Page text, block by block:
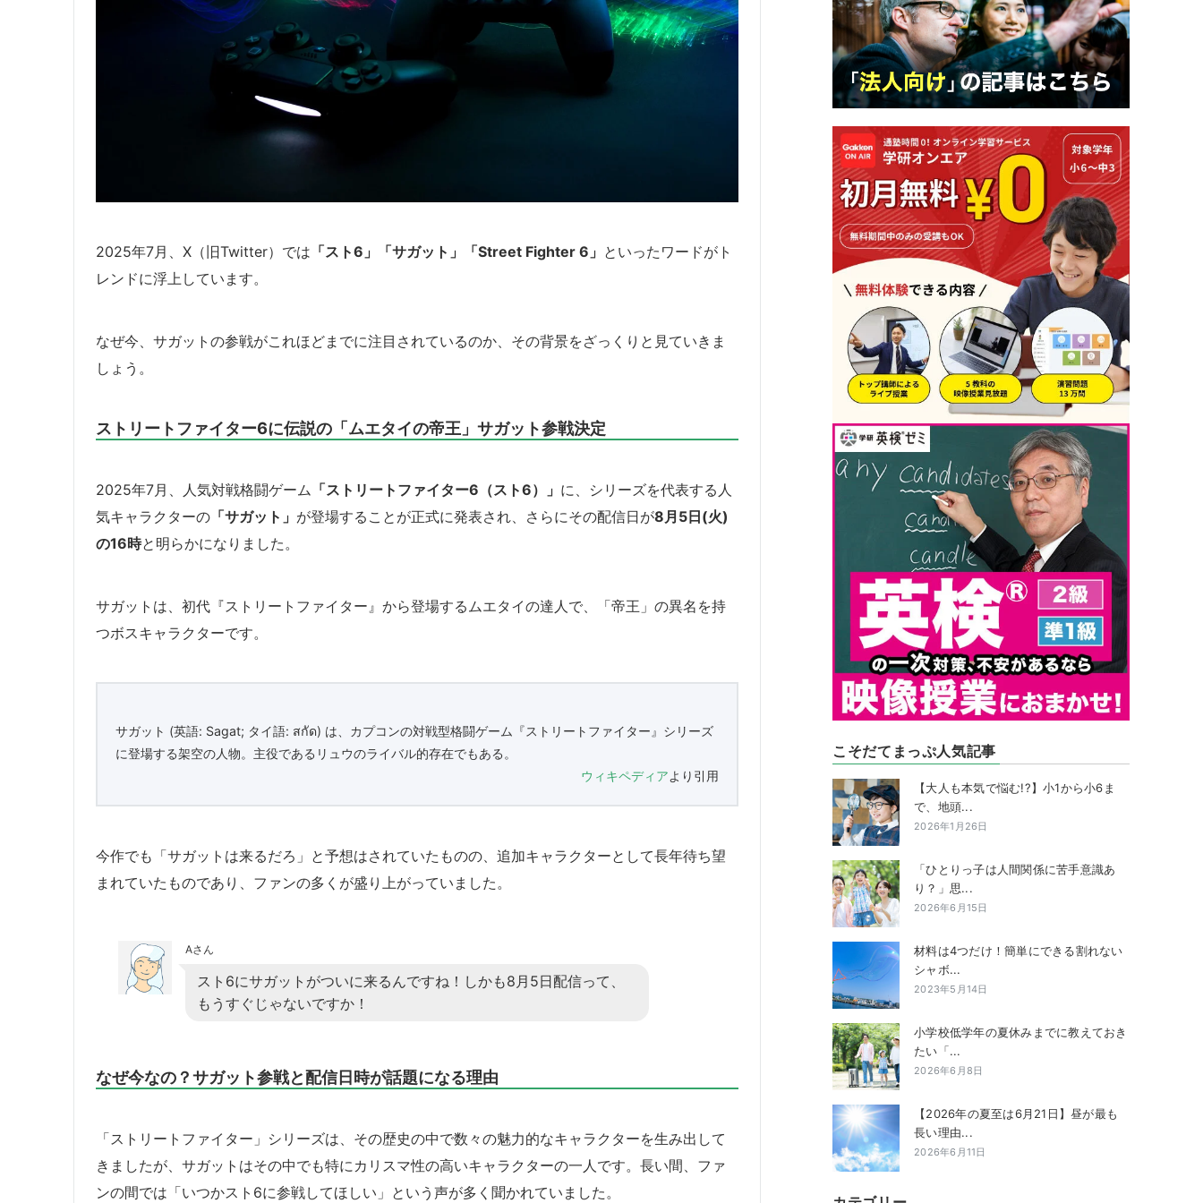
2025年7月、X（旧Twitter）では 「スト6」「サガット」「Street Fighter 6」 といったワードがト
レンドに浮上しています。
なぜ今、サガットの参戦がこれほどまでに注目されているのか、その背景をざっくりと見ていきま
しょう。
ストリートファイター6に伝説の「ムエタイの帝王」サガット参戦決定
2025年7月、人気対戦格闘ゲーム 「ストリートファイター6（スト6）」 に、シリーズを代表する人
気キャラクターの 「サガット」 が登場することが正式に発表され、さらにその配信日が8月5日(火)
の16時と明らかになりました。
サガットは、初代『ストリートファイター』から登場するムエタイの達人で、「帝王」の異名を持
つボスキャラクターです。
サガット (英語: Sagat; タイ語: สกัด) は、カプコンの対戦型格闘ゲーム『ストリートファイター』シリーズ
に登場する架空の人物。主役であるリュウのライバル的存在でもある。
ウィキペディアより引用
今作でも「サガットは来るだろ」と予想はされていたものの、追加キャラクターとして長年待ち望
まれていたものであり、ファンの多くが盛り上がっていました。
Aさん
スト6にサガットがついに来るんですね！しかも8月5日配信って、
もうすぐじゃないですか！
なぜ今なの？サガット参戦と配信日時が話題になる理由
「ストリートファイター」シリーズは、その歴史の中で数々の魅力的なキャラクターを生み出して
きましたが、サガットはその中でも特にカリスマ性の高いキャラクターの一人です。長い間、ファ
ンの間では「いつかスト6に参戦してほしい」という声が多く聞かれていました。
こそだてまっぷ人気記事
【大人も本気で悩む!?】小1から小6ま
で、地頭...
2026年1月26日
「ひとりっ子は人間関係に苦手意識あ
り？」思...
2026年6月15日
材料は4つだけ！簡単にできる割れない
シャボ...
2023年5月14日
小学校低学年の夏休みまでに教えておき
たい「...
2026年6月8日
【2026年の夏至は6月21日】昼が最も
長い理由...
2026年6月11日